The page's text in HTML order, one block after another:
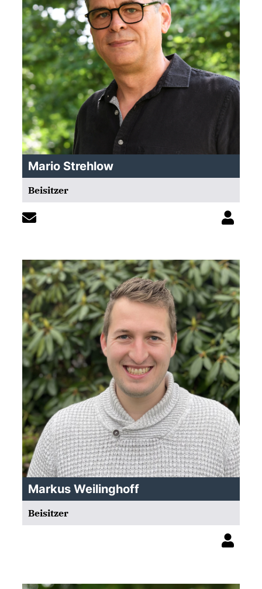
Mario Strehlow
Beisitzer
Markus Weilinghoff
Beisitzer